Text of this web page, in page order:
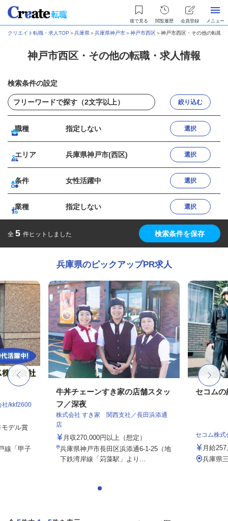
後で見る 閲覧履歴 会員登録 メニュー
クリエイト転職・求人TOP ＞兵庫県＞兵庫県神戸市＞神戸市西区＞神戸市西区・その他の転職
神戸市西区・その他の転職・求人情報
検索条件の設定
絞り込む
職種 指定しない 選択
エリア 兵庫県神戸市(西区) 選択
条件 女性活躍中 選択
業種 指定しない 選択
全 5 件ヒットしました 検索条件を保存
兵庫県のピックアップPR求人
社/kkf2600
デル賞
線「甲子
牛丼チェーンすき家の店舗スタッ
フ／深夜
株式会社 すき家 関西支社／長田浜添通
店
月収270,000円以上（想定）
兵庫県神戸市長田区浜添通6-1-25（地
下鉄湾岸線「苅藻駅」より...
セコムの
セコム株式
月給
兵庫県